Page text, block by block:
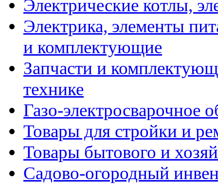
Электрические котлы,
Электрика, элементы
и комплектующие
Запчасти и
технике
Газо-электросварочное
Товары для стройки и
Товары бытового и
Садово-огородный